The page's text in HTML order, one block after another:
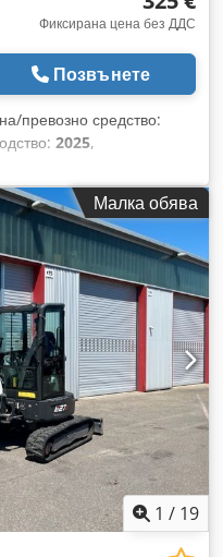
Фиксирана цена без ДДС
Позвънете
превозно средство:
2025,
на вилиците:
Bobcat Crsdpfxjyi I Rno
Малка обява
1 / 19